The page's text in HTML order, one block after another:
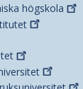
högskola